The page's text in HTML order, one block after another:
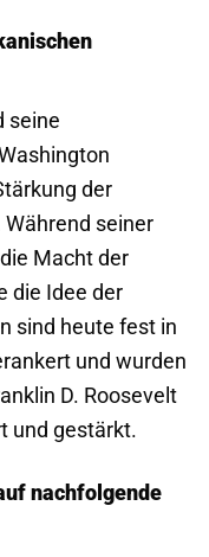
seine
der
seiner
Macht der
die Idee der
sind heute fest in
und wurden
D. Roosevelt
und gestärkt.
nachfolgende